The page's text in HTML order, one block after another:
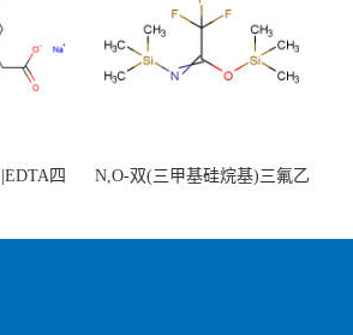
四
N,O-双(三甲基硅烷基)三氟乙